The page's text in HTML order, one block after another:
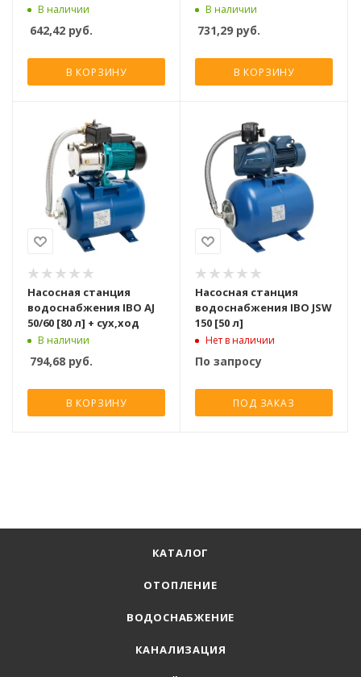
В наличии
642,42 руб.
В КОРЗИНУ
В наличии
731,29 руб.
В КОРЗИНУ
Насосная станция
водоснабжения IBO AJ
50/60 [80 л] + сух,ход
В наличии
794,68 руб.
В КОРЗИНУ
Насосная станция
водоснабжения IBO JSW
150 [50 л]
Нет в наличии
По запросу
ПОД ЗАКАЗ
КАТАЛОГ
ОТОПЛЕНИЕ
ВОДОСНАБЖЕНИЕ
КАНАЛИЗАЦИЯ